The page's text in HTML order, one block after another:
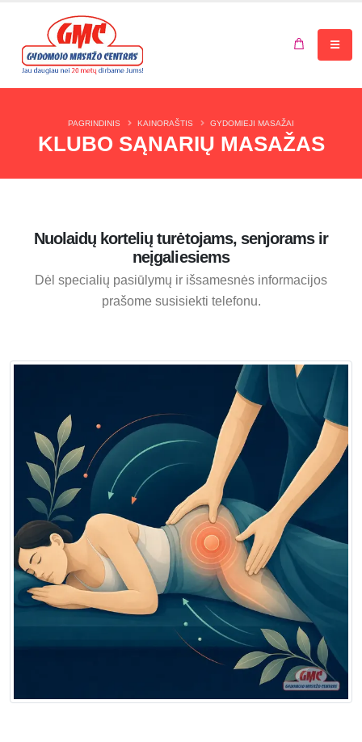
Jūsų krepšelis tuščias.
KLUBO SĄNARIŲ MASAŽAS
PAGRINDINIS KAINORAŠTIS GYDOMIEJI MASAŽAI
Nuolaidų kortelių turėtojams, senjorams ir
neįgaliesiems
Dėl specialių pasiūlymų ir išsamesnės informacijos
prašome susisiekti telefonu.